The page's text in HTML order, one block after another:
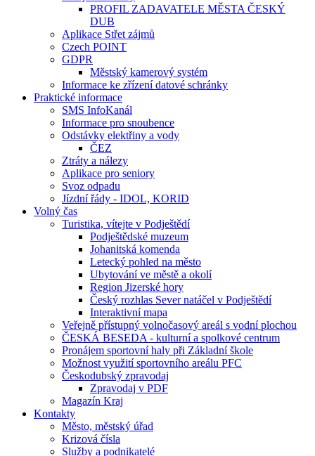
PROFIL ZADAVATELE MĚSTA ČESKÝ
DUB
Aplikace Střet zájmů
Czech POINT
GDPR
Městský kamerový systém
Informace ke zřízení datové schránky
Praktické informace
SMS InfoKanál
Informace pro snoubence
Odstávky elektřiny a vody
ČEZ
Ztráty a nálezy
Aplikace pro seniory
Svoz odpadu
Jízdní řády - IDOL, KORID
Volný čas
Turistika, vítejte v Podještědí
Podještědské muzeum
Johanitská komenda
Letecký pohled na město
Ubytování ve městě a okolí
Region Jizerské hory
Český rozhlas Sever natáčel v Podještědí
Interaktivní mapa
Veřejně přístupný volnočasový areál s vodní plochou
ČESKÁ BESEDA - kulturní a spolkové centrum
Pronájem sportovní haly při Základní škole
Možnost využití sportovního areálu PFC
Českodubský zpravodaj
Zpravodaj v PDF
Magazín Kraj
Kontakty
Město, městský úřad
Krizová čísla
Služby a podnikatelé